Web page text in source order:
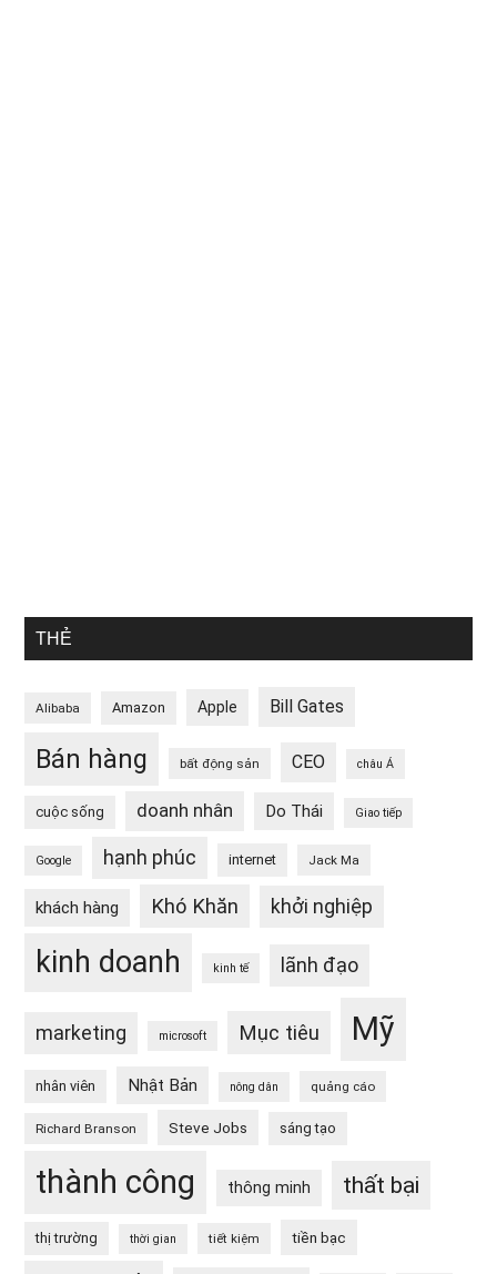
THẺ
Alibaba Amazon Apple Bill Gates
Bán hàng bất động sản CEO châu Á
cuộc sống doanh nhân Do Thái Giao tiếp
Google hạnh phúc internet Jack Ma
khách hàng Khó Khăn khởi nghiệp
kinh doanh kinh tế lãnh đạo
marketing microsoft Mục tiêu Mỹ
nhân viên Nhật Bản nông dân quảng cáo
Richard Branson Steve Jobs sáng tạo
thành công thông minh thất bại
thị trường thời gian tiết kiệm tiền bạc